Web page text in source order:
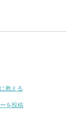
教える
を投稿